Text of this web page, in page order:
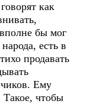
как
бы мог
есть в
продавать
Ему
чтобы